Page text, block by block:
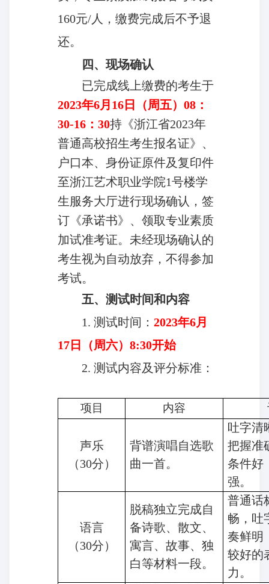
160元/人，缴费完成后不予退
还。
四、现场确认
已完成线上缴费的考生于
2023年6月16日（周五）08：
30-16：30持《浙江省2023年
普通高校招生考生报名证》、
户口本、身份证原件及复印件
至浙江艺术职业学院1号楼学
生服务大厅进行现场确认，签
订《承诺书》、领取专业素质
加试准考证。未经现场确认的
考生视为自动放弃，不得参加
考试。
五、测试时间和内容
1. 测试时间： 2023年6月
17日（周六）8:30开始
2. 测试内容及评分标准：
项目 内容
声乐
（30分）
背谱演唱自选歌
曲一首。
吐字清
把握准
条件好
强。
语言
（30分）
脱稿独立完成自
备诗歌、散文、
寓言、故事、独
白等材料一段。
普通话
畅，吐
奏鲜明
较好的
力。